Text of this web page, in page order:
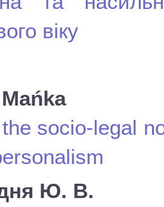
віку
socio-legal
Ю. В.